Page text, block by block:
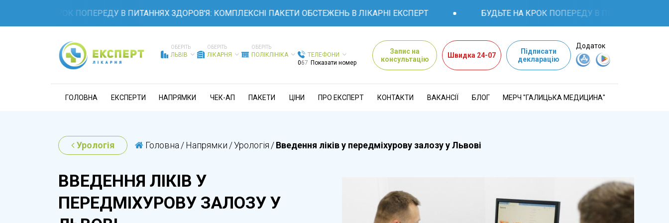
НА КРОК ПОПЕРЕДУ В ПИТАННЯХ ЗДОРОВ'Я: КОМПЛЕКСНІ ПАКЕТИ ОБСТЕЖЕНЬ В ЛІКАРНІ ЕКСПЕРТ БУДЬТЕ НА КРОК ПОПЕРЕДУ В ПИТАННЯХ ЗДОРОВ'Я:
ОБЕРІТЬ
ЛЬВІВ
ОБЕРІТЬ
ЛІКАРНЯ
ОБЕРІТЬ
ПОЛІКЛІНІКА
ТЕЛЕФОНИ
067 Показати номер
Запис на
консультацію
Швидка 24-07
Підписати
декларацію
Додаток
ГОЛОВНА ЕКСПЕРТИ НАПРЯМКИ ЧЕК-АП ПАКЕТИ ЦІНИ ПРО ЕКСПЕРТ КОНТАКТИ ВАКАНСІЇ БЛОГ МЕРЧ "ГАЛИЦЬКА МЕДИЦИНА"
Урологія Головна /Напрямки /Урологія /Введення ліків у передміхурову залозу у Львові
ВВЕДЕННЯ ЛІКІВ У
ПЕРЕДМІХУРОВУ ЗАЛОЗУ У